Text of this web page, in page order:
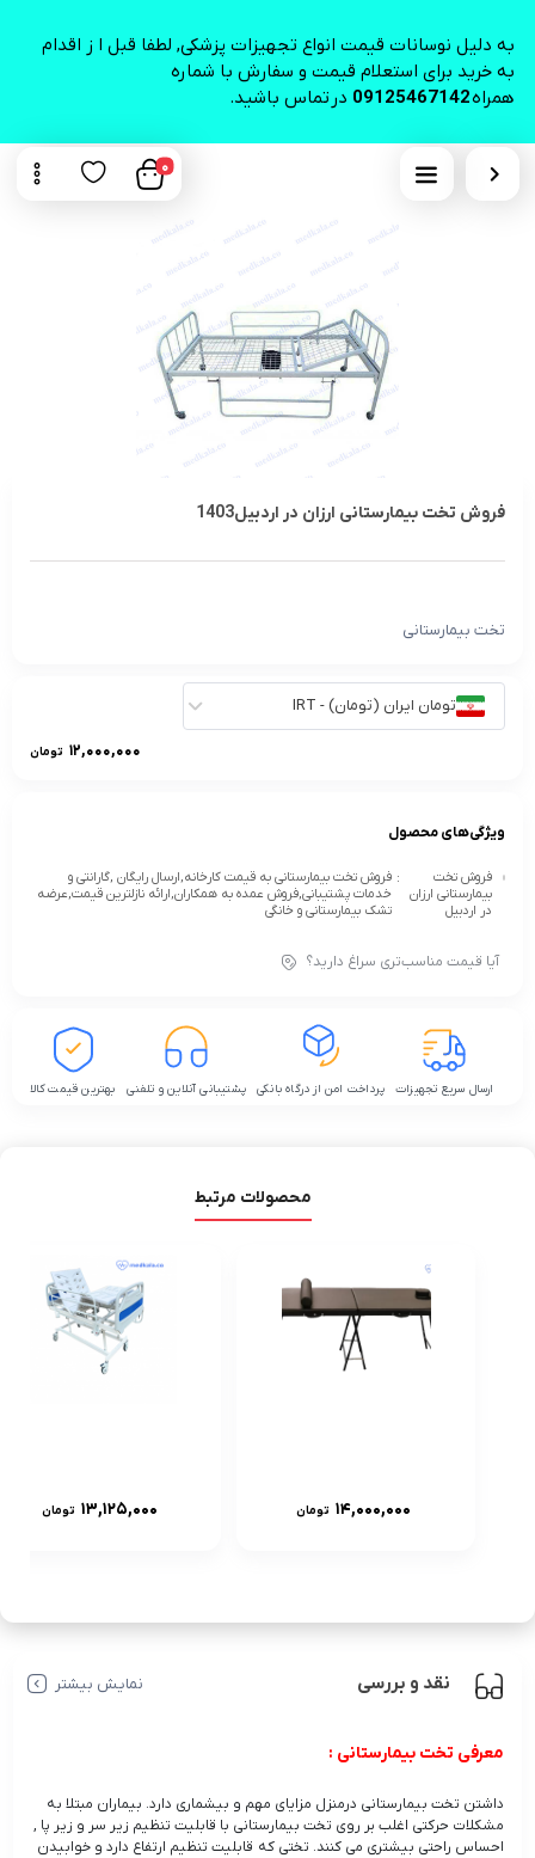
به دلیل نوسانات قیمت انواع تجهیزات پزشکی, لطفا قبل ا ز اقدام
به خرید برای استعلام قیمت و سفارش با شماره
همراه09125467142 در تماس باشید.
0
فروش تخت بیمارستانی ارزان در اردبیل1403
تخت بیمارستانی
تومان ایران (تومان) - IRT
12,000,000 تومان
ویژگی‌های محصول
فروش تخت
بیمارستانی ارزان
در اردبیل
: فروش تخت بیمارستانی به قیمت کارخانه,ارسال رایگان ,گارانتی و
خدمات پشتیبانی,فروش عمده به همکاران,ارائه نازلترین قیمت,عرضه
تشک بیمارستانی و خانگی
آیا قیمت مناسب‌تری سراغ دارید؟
ارسال سریع تجهیزات پرداخت امن از درگاه بانکی پشتیبانی آنلاین و تلفنی بهترین قیمت کالا
محصولات مرتبط
14,000,000 تومان 13,125,000 تومان
نقد و بررسی نمایش بیشتر
معرفی تخت بیمارستانی :
داشتن تخت بیمارستانی درمنزل مزایای مهم و بیشماری دارد. بیماران مبتلا به
مشکلات حرکتی اغلب بر روی تخت بیمارستانی با قابلیت تنظیم زیر سر و زیر پا ,
احساس راحتی بیشتری می کنند. تختی که قابلیت تنظیم ارتفاع دارد و خوابیدن